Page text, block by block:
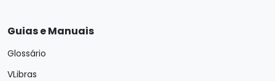
Guias e Manuais
Glossário
VLibras